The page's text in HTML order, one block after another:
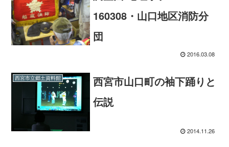
160308・山口地区消防分
団
2016.03.08
西宮市立郷土資料館
西宮市山口町の袖下踊りと
伝説
2014.11.26